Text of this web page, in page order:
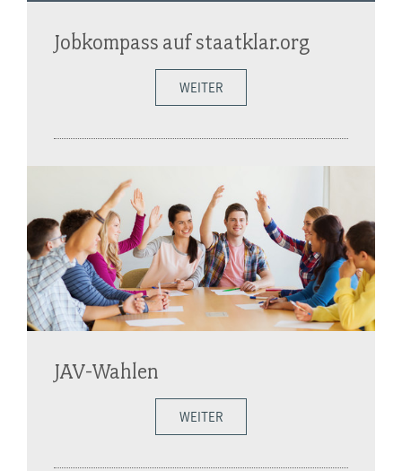
Jobkompass auf staatklar.org
WEITER
JAV-Wahlen
WEITER